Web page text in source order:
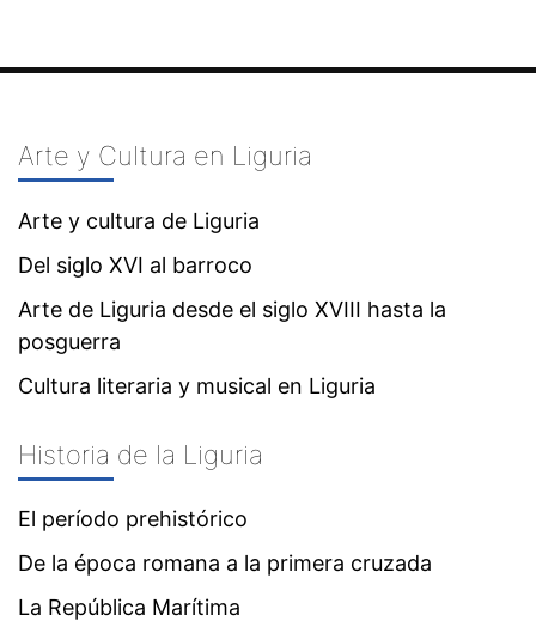
Arte y Cultura en Liguria
Arte y cultura de Liguria
Del siglo XVI al barroco
Arte de Liguria desde el siglo XVIII hasta la
posguerra
Cultura literaria y musical en Liguria
Historia de la Liguria
El período prehistórico
De la época romana a la primera cruzada
La República Marítima